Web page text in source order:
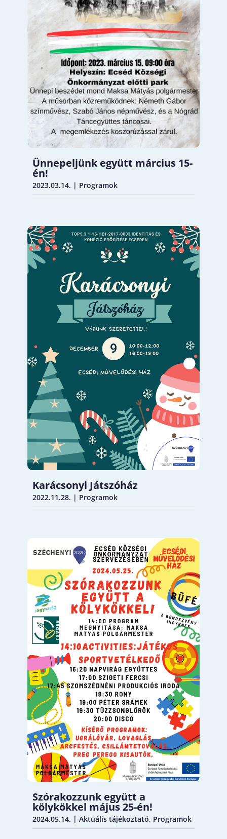
Ünnepeljünk együtt március 15-
én!
2023.03.14. | Programok
Karácsonyi Játszóház
2022.11.28. | Programok
Szórakozzunk együtt a
kölykökkel május 25-én!
2024.05.14. | Aktuális tájékoztató, Programok